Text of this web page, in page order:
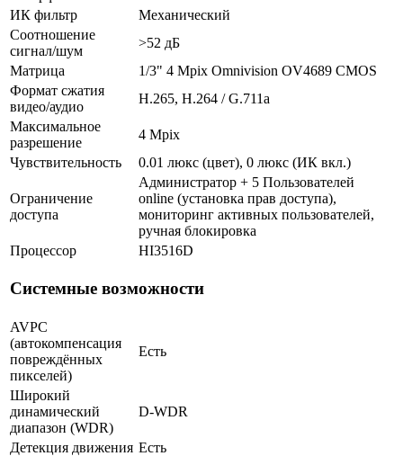
ИК фильтр
Механический
Соотношение
сигнал/шум
>52 дБ
Матрица
1/3" 4 Mpix Omnivision OV4689 CMOS
Формат сжатия
видео/аудио
H.265, H.264 / G.711a
Максимальное
разрешение
4 Mpix
Чувствительность
0.01 люкс (цвет), 0 люкс (ИК вкл.)
Ограничение
доступа
Администратор + 5 Пользователей
online (установка прав доступа),
мониторинг активных пользователей,
ручная блокировка
Процессор
HI3516D
Системные возможности
AVPC
(автокомпенсация
повреждённых
пикселей)
Есть
Широкий
динамический
диапазон (WDR)
D-WDR
Детекция движения Есть